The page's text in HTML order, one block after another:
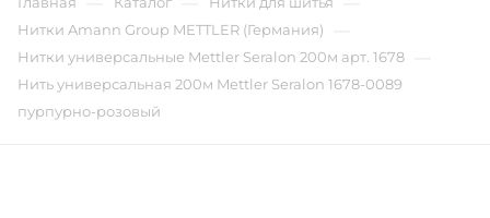
Нитки Amann Group METTLER (Германия)
Нитки универсальные Mettler Seralon 200м арт. 1678
Нить универсальная 200м Mettler Seralon 1678-0089
пурпурно-розовый